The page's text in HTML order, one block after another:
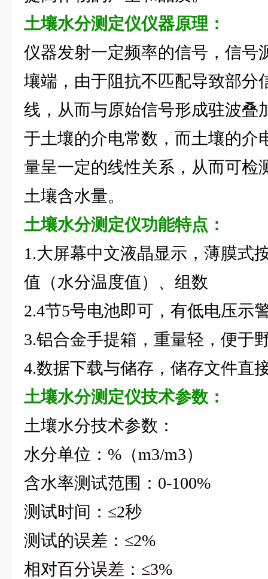
土壤水分测定仪仪器原理：
仪器发射一定频率的信号，信号
壤端，由于阻抗不匹配导致部分
线，从而与原始信号形成驻波叠
于土壤的介电常数，而土壤的介
量呈一定的线性关系，从而可检
土壤含水量。
土壤水分测定仪功能特点：
1.大屏幕中文液晶显示，薄膜式
值（水分温度值）、组数
2.4节5号电池即可，有低电压示
3.铝合金手提箱，重量轻，便于
4.数据下载与储存，储存文件直
土壤水分测定仪技术参数：
土壤水分技术参数：
水分单位：%（m3/m3）
含水率测试范围：0-100%
测试时间：≤2秒
测试的误差：≤2%
相对百分误差：≤3%